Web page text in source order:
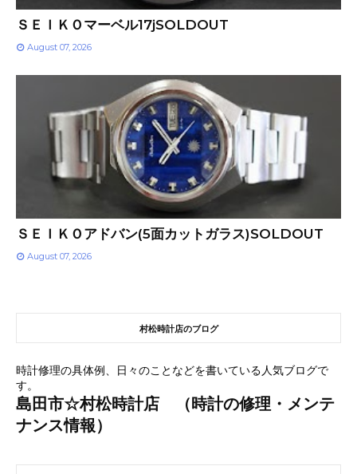
ＳＥＩＫＯマーベル17jSOLDOUT
August 07, 2026
ＳＥＩＫＯアドバン(5面カットガラス)SOLDOUT
August 07, 2026
村松時計店のブログ
時計修理の具体例、日々のことなどを書いている人気ブログで
す。
島田市☆村松時計店 （時計の修理・メンテ
ナンス情報）